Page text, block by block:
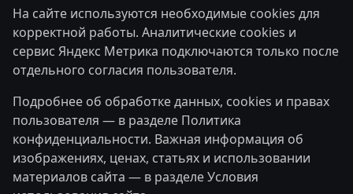
На сайте используются необходимые cookies для
корректной работы. Аналитические cookies и
сервис Яндекс Метрика подключаются только после
отдельного согласия пользователя.
Подробнее об обработке данных, cookies и правах
пользователя — в разделе Политика
конфиденциальности. Важная информация об
изображениях, ценах, статьях и использовании
материалов сайта — в разделеУсловия